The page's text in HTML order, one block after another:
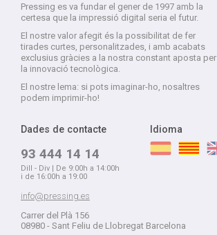
Pressing es va fundar el gener de 1997 amb la
certesa que la impressió digital seria el futur.
El nostre valor afegit és la possibilitat de fer
tirades curtes, personalitzades, i amb acabats
exclusius gràcies a la nostra constant aposta per
la innovació tecnològica.
El nostre lema: si pots imaginar-ho, nosaltres
podem imprimir-ho!
Dades de contacte
93 444 14 14
Dill - Div | De 9:00h a 14:00h
i de 16:00h a 19:00
info@pressing.es
Carrer del Plà 156
08980 - Sant Feliu de Llobregat Barcelona
Idioma